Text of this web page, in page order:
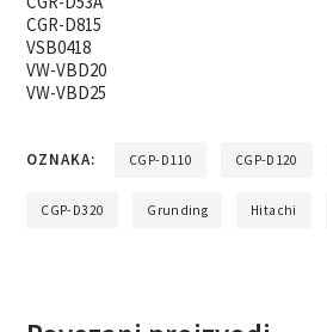
CGR-D815
VSB0418
VW-VBD20
VW-VBD25
OZNAKA: CGP-D110 CGP-D120
CGP-D320 Grunding Hitachi